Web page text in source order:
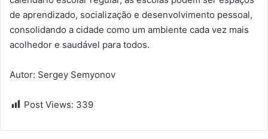
de aprendizado, socialização e desenvolvimento pessoal,
consolidando a cidade como um ambiente cada vez mais
acolhedor e saudável para todos.
Autor: Sergey Semyonov
Post Views: 339